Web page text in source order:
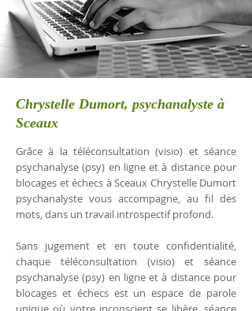
Chrystelle Dumort, psychanalyste à
Sceaux
Grâce à la téléconsultation (visio) et séance
psychanalyse (psy) en ligne et à distance pour
blocages et échecs à Sceaux Chrystelle Dumort
psychanalyste vous accompagne, au fil des
mots, dans un travail introspectif profond.
Sans jugement et en toute confidentialité,
chaque téléconsultation (visio) et séance
psychanalyse (psy) en ligne et à distance pour
blocages et échecs est un espace de parole